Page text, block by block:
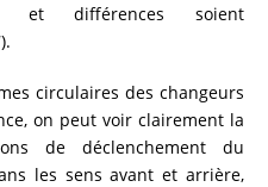
et différences soient
circulaires des changeurs
on peut voir clairement la
de déclenchement du
les sens avant et arrière,